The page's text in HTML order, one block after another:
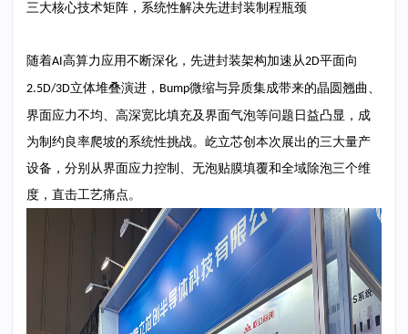
三大核心技术矩阵，系统性解决先进封装制程瓶颈
随着AI高算力应用不断深化，先进封装架构加速从2D平面向
2.5D/3D立体堆叠演进， Bump微缩与异质集成带来的晶圆翘曲、
界面应力不均、高深宽比填充及界面气泡等问题日益凸显，成
为制约良率爬坡的系统性挑战。屹立芯创本次展出的三大量产
设备，分别从界面应力控制、无泡贴膜填覆和全域除泡三个维
度，直击工艺痛点。